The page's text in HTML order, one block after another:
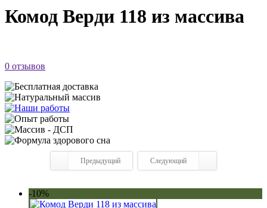
Комод Верди 118 из массива
0 отзывов
Предыдущий Следующий
-10%